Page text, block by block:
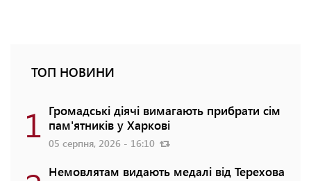
ТОП НОВИНИ
1 Громадські діячі вимагають прибрати сім
пам'ятників у Харкові
05 серпня, 2026 - 16:10
Немовлятам видають медалі від Терехова